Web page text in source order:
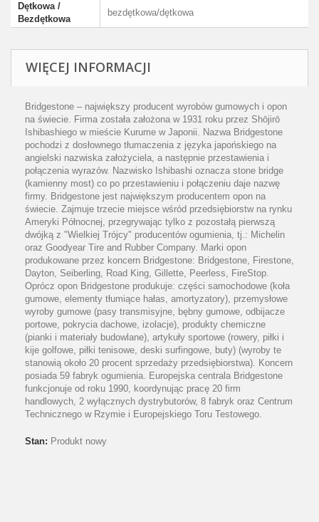
Dętkowa /
Bezdętkowa
bezdętkowa/dętkowa
WIĘCEJ INFORMACJI
Bridgestone – największy producent wyrobów gumowych i opon
na świecie. Firma została założona w 1931 roku przez Shōjirō
Ishibashiego w mieście Kurume w Japonii. Nazwa Bridgestone
pochodzi z dosłownego tłumaczenia z języka japońskiego na
angielski nazwiska założyciela, a następnie przestawienia i
połączenia wyrazów. Nazwisko Ishibashi oznacza stone bridge
(kamienny most) co po przestawieniu i połączeniu daje nazwę
firmy. Bridgestone jest największym producentem opon na
świecie. Zajmuje trzecie miejsce wśród przedsiębiorstw na rynku
Ameryki Północnej, przegrywając tylko z pozostałą pierwszą
dwójką z "Wielkiej Trójcy" producentów ogumienia, tj.: Michelin
oraz Goodyear Tire and Rubber Company. Marki opon
produkowane przez koncern Bridgestone: Bridgestone, Firestone,
Dayton, Seiberling, Road King, Gillette, Peerless, FireStop.
Oprócz opon Bridgestone produkuje: części samochodowe (koła
gumowe, elementy tłumiące hałas, amortyzatory), przemysłowe
wyroby gumowe (pasy transmisyjne, bębny gumowe, odbijacze
portowe, pokrycia dachowe, izolacje), produkty chemiczne
(pianki i materiały budowlane), artykuły sportowe (rowery, piłki i
kije golfowe, piłki tenisowe, deski surfingowe, buty) (wyroby te
stanowią około 20 procent sprzedaży przedsiębiorstwa). Koncern
posiada 59 fabryk ogumienia. Europejska centrala Bridgestone
funkcjonuje od roku 1990, koordynując pracę 20 firm
handlowych, 2 wyłącznych dystrybutorów, 8 fabryk oraz Centrum
Technicznego w Rzymie i Europejskiego Toru Testowego.
Stan: Produkt nowy